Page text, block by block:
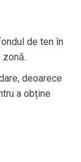
de ten în
deoarece
a obține